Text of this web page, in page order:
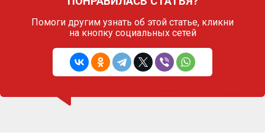
Помоги другим узнать об этой статье, кликни
на кнопку социальных сетей